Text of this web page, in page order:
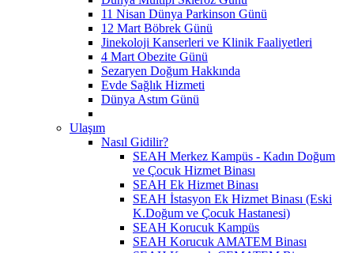
11 Nisan Dünya Parkinson Günü
12 Mart Böbrek Günü
Jinekoloji Kanserleri ve Klinik Faaliyetleri
4 Mart Obezite Günü
Sezaryen Doğum Hakkında
Evde Sağlık Hizmeti
Dünya Astım Günü
Ulaşım
Nasıl Gidilir?
SEAH Merkez Kampüs - Kadın Doğum
ve Çocuk Hizmet Binası
SEAH Ek Hizmet Binası
SEAH İstasyon Ek Hizmet Binası (Eski
K.Doğum ve Çocuk Hastanesi)
SEAH Korucuk Kampüs
SEAH Korucuk AMATEM Binası